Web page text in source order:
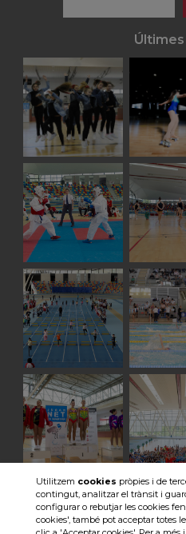
Veure totes
Utilitzem cookies pròpies i de
contingut, analitzar el trànsit i
configurar o rebutjar les cookies
cookies', també pot acceptar totes